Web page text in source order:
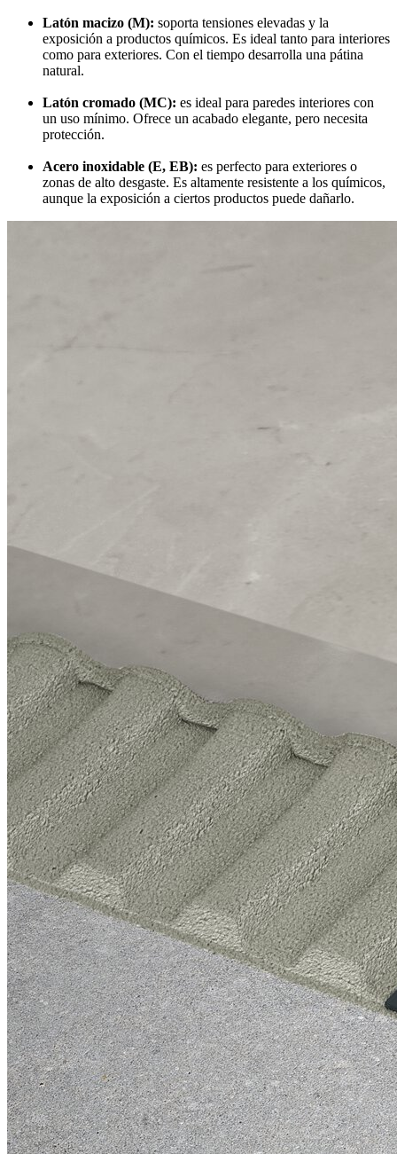
Latón macizo (M): soporta tensiones elevadas y la
exposición a productos químicos. Es ideal tanto para interiores
como para exteriores. Con el tiempo desarrolla una pátina
natural.
Latón cromado (MC): es ideal para paredes interiores con
un uso mínimo. Ofrece un acabado elegante, pero necesita
protección.
Acero inoxidable (E, EB): es perfecto para exteriores o
zonas de alto desgaste. Es altamente resistente a los químicos,
aunque la exposición a ciertos productos puede dañarlo.